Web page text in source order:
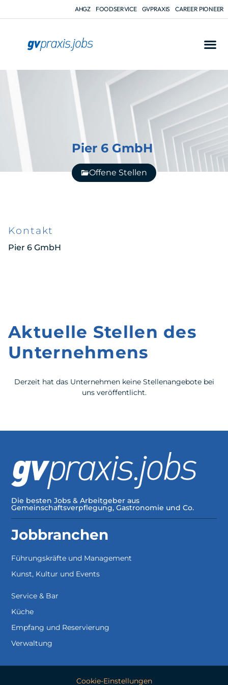
AHGZ FOODSERVICE GVPRAXIS CAREER PIONEER
Pier 6 GmbH
Offene Stellen
Kontakt
Pier 6 GmbH
Aktuelle Stellen des
Unternehmens
Derzeit hat das Unternehmen keine Stellenangebote bei
uns veröffentlicht.
Die besten Jobs & Arbeitgeber aus
Gemeinschaftsverpflegung, Gastronomie und Co.
Jobbranchen
Führungskräfte und Management
Kunst, Kultur und Events
Service & Bar
Küche
Empfang und Reservierung
Verwaltung
Cookie-Einstellungen